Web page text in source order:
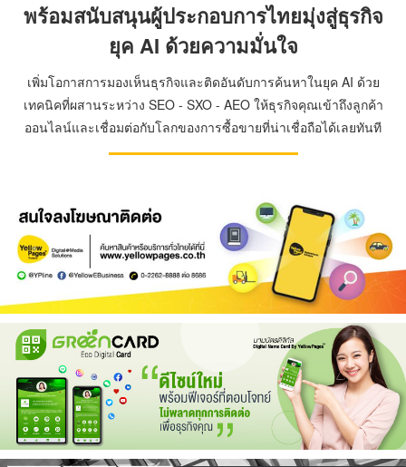
พร้อมสนับสนุนผู้ประกอบการไทยมุ่งสู่ธุรกิจ
ยุค AI ด้วยความมั่นใจ
เพิ่มโอกาสการมองเห็นธุรกิจและติดอันดับการค้นหาในยุค AI ด้วย
เทคนิคที่ผสานระหว่าง SEO - SXO - AEO ให้ธุรกิจคุณเข้าถึงลูกค้า
ออนไลน์และเชื่อมต่อกับโลกของการซื้อขายที่น่าเชื่อถือได้เลยทันที